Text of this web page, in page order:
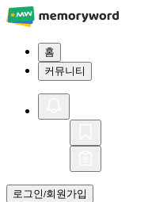
홈
커뮤니티
로그인/회원가입